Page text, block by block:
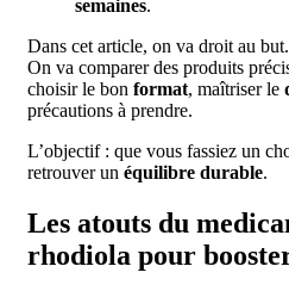
semaines.
Dans cet article, on va droit au but.
On va comparer des produits
choisir le bon format, maîtriser le
précautions à prendre.
L’objectif : que vous fassiez un
retrouver un équilibre durable.
Les atouts du
rhodiola pour